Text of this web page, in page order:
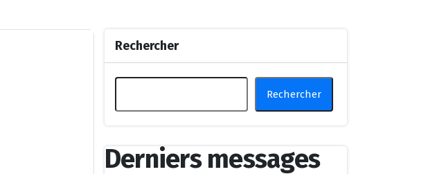
Rechercher
Rechercher
Derniers messages